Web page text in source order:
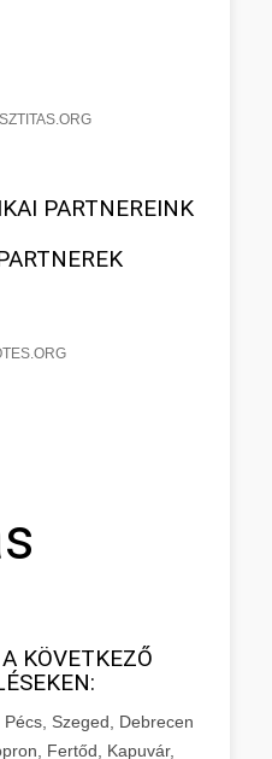
PARTNEREINK
KÖVETKEZŐ
Szeged, Debrecen
Fertőd, Kapuvár,